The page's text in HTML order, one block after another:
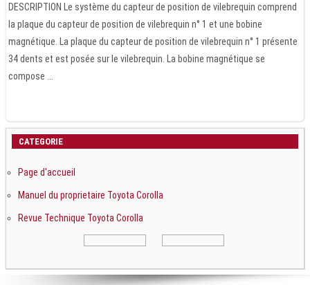
DESCRIPTION Le système du capteur de position de vilebrequin comprend
la plaque du capteur de position de vilebrequin n° 1 et une bobine
magnétique. La plaque du capteur de position de vilebrequin n° 1 présente
34 dents et est posée sur le vilebrequin. La bobine magnétique se
compose ...
CATEGORIE
Page d'accueil
Manuel du proprietaire Toyota Corolla
Revue Technique Toyota Corolla